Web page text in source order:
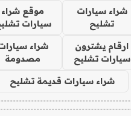
شراء سيارات
تشليح
موقع شراء
سيارات
ارقام يشترون
سيارات تشليح
شراء
مصدومة
شراء سيارات قديمة تشليح